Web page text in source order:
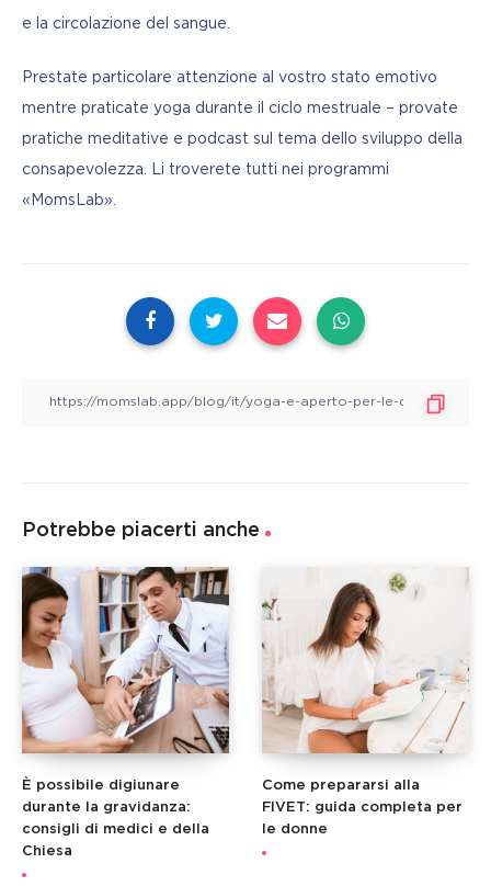
e la circolazione del sangue.
Prestate particolare attenzione al vostro stato emotivo
mentre praticate yoga durante il ciclo mestruale – provate
pratiche meditative e podcast sul tema dello sviluppo della
consapevolezza. Li troverete tutti nei programmi
«MomsLab».
Potrebbe piacerti anche
È possibile digiunare
durante la gravidanza:
consigli di medici e della
Chiesa
Come prepararsi alla
FIVET: guida completa per
le donne